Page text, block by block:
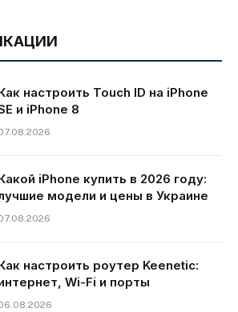
настроить Touch ID на iPhone
и iPhone 8
iPhone купить в 2026 году:
модели и цены в Украине
настроить роутер Keenetic:
Wi-Fi и порты